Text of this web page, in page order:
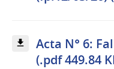
Acta N° 6:
(.pdf 449.84